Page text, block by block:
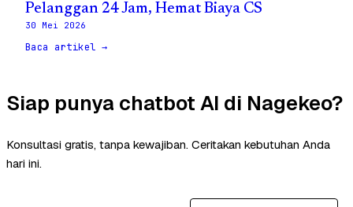
Pelanggan 24 Jam, Hemat Biaya CS
30 Mei 2026
Baca artikel →
Siap punya chatbot AI di Nagekeo?
Konsultasi gratis, tanpa kewajiban. Ceritakan kebutuhan Anda
hari ini.